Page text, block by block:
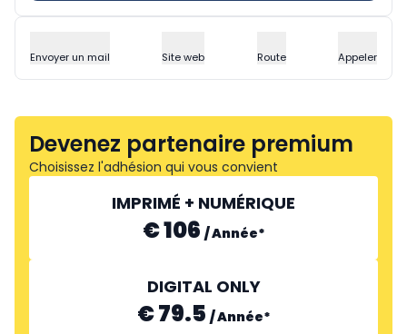
Envoyer un mail Site web Route Appeler
Devenez partenaire premium
Choisissez l'adhésion qui vous convient
IMPRIMÉ + NUMÉRIQUE
€ 106 /Année*
DIGITAL ONLY
€ 79.5 /Année*